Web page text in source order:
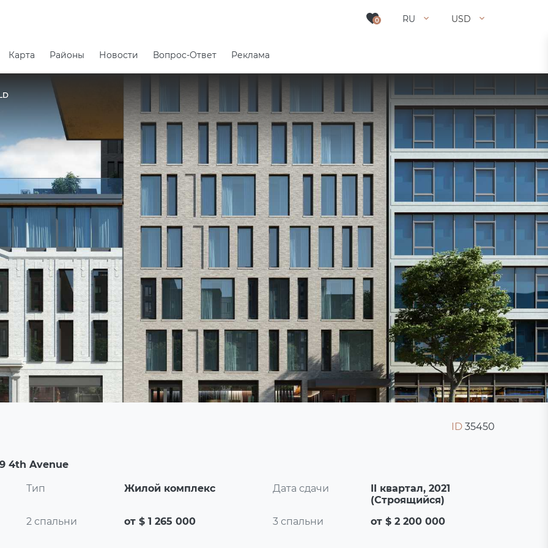
0 RU USD
Карта Районы Новости Вопрос-Ответ Реклама
ID 35450
4th Avenue
Тип Жилой комплекс Дата сдачи
II квартал, 2021
(Строящийся)
2 спальни
от $ 1 265 000 3 спальни от $ 2 200 000